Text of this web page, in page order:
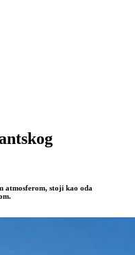
atmosferom, stoji kao oda